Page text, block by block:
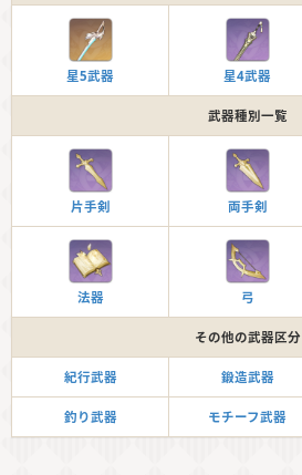
星5武器 星4武器
武器種別一覧
片手剣 両手剣
法器 弓
その他の武器区分
紀行武器 鍛造武器
釣り武器 モチーフ武器